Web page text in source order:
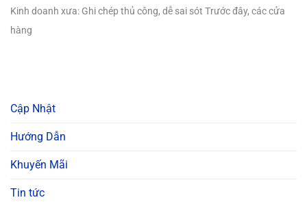
Kinh doanh xưa: Ghi chép thủ công, dễ sai sót Trước đây, các cửa
hàng
Cập Nhật
Hướng Dẫn
Khuyến Mãi
Tin tức